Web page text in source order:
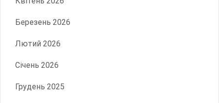
Березень 2026
Лютий 2026
Січень 2026
Грудень 2025